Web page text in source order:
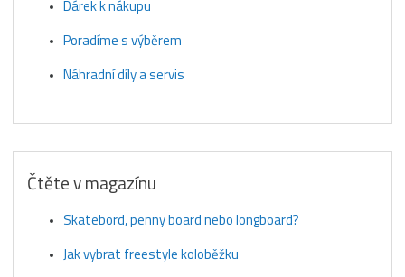
Dárek k nákupu
Poradíme s výběrem
Náhradní díly a servis
Čtěte v magazínu
Skatebord, penny board nebo longboard?
Jak vybrat freestyle koloběžku